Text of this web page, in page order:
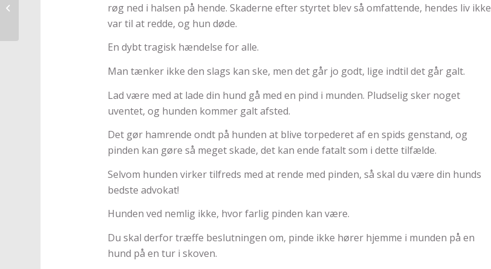
røg ned i halsen på hende. Skaderne efter styrtet blev så omfattende, hendes liv ikke
var til at redde, og hun døde.
En dybt tragisk hændelse for alle.
Man tænker ikke den slags kan ske, men det går jo godt, lige indtil det går galt.
Lad være med at lade din hund gå med en pind i munden. Pludselig sker noget
uventet, og hunden kommer galt afsted.
Det gør hamrende ondt på hunden at blive torpederet af en spids genstand, og
pinden kan gøre så meget skade, det kan ende fatalt som i dette tilfælde.
Selvom hunden virker tilfreds med at rende med pinden, så skal du være din hunds
bedste advokat!
Hunden ved nemlig ikke, hvor farlig pinden kan være.
Du skal derfor træffe beslutningen om, pinde ikke hører hjemme i munden på en
hund på en tur i skoven.